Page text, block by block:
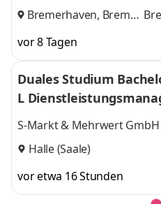
Bremerhaven, Bremen
vor 8 Tagen
Duales Studium
L
S-Markt & Mehrwert GmbH
Halle (Saale)
vor etwa 16 Stunden